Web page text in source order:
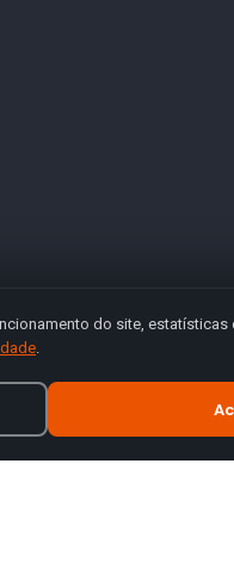
do site, estatísticas
.